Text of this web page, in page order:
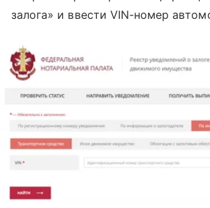
залога» и ввести VIN-номер